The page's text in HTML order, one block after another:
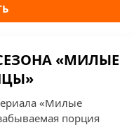
«МИЛЫЕ
«Милые
порция